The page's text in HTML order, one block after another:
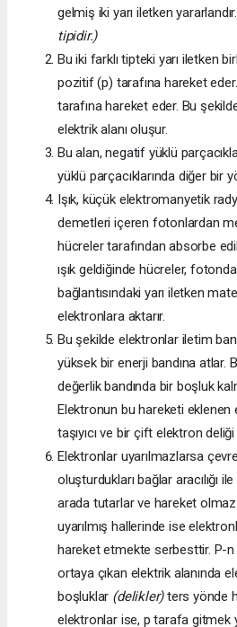
gelmiş iki yarı iletken yararlandır.
tipidir.)
Bu iki farklı tipteki yarı iletken
pozitif (p) tarafına hareket
tarafına hareket eder. Bu
elektrik alanı oluşur.
Bu alan, negatif yüklü
yüklü parçacıklarında diğer bir
Işık, küçük elektromanyetik
demetleri içeren fotonlardan
hücreler tarafından absorbe
ışık geldiğinde hücreler,
bağlantısındaki yarı iletken
elektronlara aktarır.
Bu şekilde elektronlar iletim
yüksek bir enerji bandına atlar.
değerlik bandında bir boşluk
Elektronun bu hareketi
taşıyıcı ve bir çift elektron
Elektronlar uyarılmazlarsa
oluşturdukları bağlar aracılığı
arada tutarlar ve hareket
uyarılmış hallerinde ise
hareket etmekte serbesttir. P-n
ortaya çıkan elektrik alanında
boşluklar (delikler)ters yönde
elektronlar ise, p tarafa gitmek